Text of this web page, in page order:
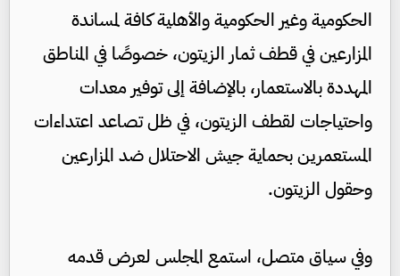
الحكومية وغير الحكومية والأهلية كافة لمساندة
المزارعين في قطف ثمار الزيتون، خصوصًا في المناطق
المهددة بالاستعمار، بالإضافة إلى توفير معدات
واحتياجات لقطف الزيتون، في ظل تصاعد اعتداءات
المستعمرين بحماية جيش الاحتلال ضد المزارعين
وحقول الزيتون.
وفي سياق متصل، استمع المجلس لعرض قدمه